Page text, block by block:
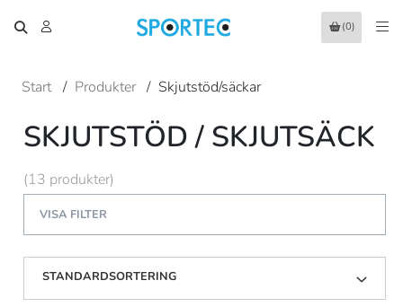
(0)
Start / Produkter / Skjutstöd/säckar
SKJUTSTÖD / SKJUTSÄCK
(13 produkter)
VISA FILTER
STANDARDSORTERING